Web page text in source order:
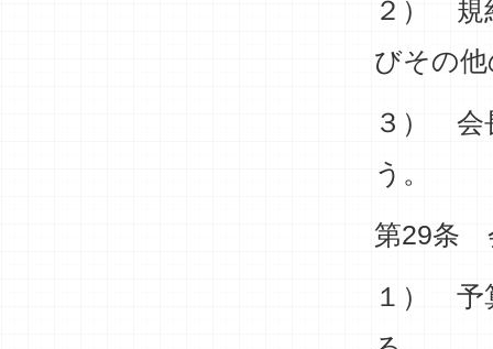
２） 規
びその
３） 会
う。
第29条
１） 予